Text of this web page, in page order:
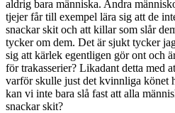
aldrig bara människa. Andra
tjejer får till exempel lära sig att de
snackar skit och att killar som slår
tycker om dem. Det är sjukt tycker
sig att kärlek egentligen gör ont och
för trakasserier? Likadant detta med
varför skulle just det kvinnliga könet
kan vi inte bara slå fast att alla
snackar skit?